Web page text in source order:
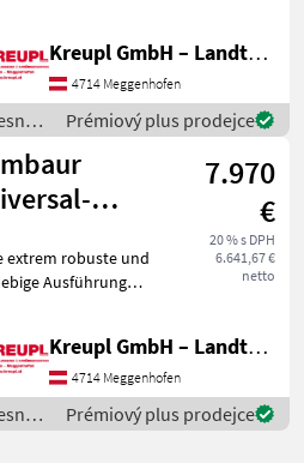
ausrüsten. Er
Ihre
Motorräder, Fahrräd
Kreupl GmbH – Landtechnik – Schlosserei – Anhänger
4714 Meggenhofen
/
Prémiový plus prodejce
7.970
€
20 % s DPH
6.641,67 €
netto
extrem robuste und
Ausführung
für alle, die
Fahrzeuge
Mit einem
Kreupl GmbH – Landtechnik – Schlosserei – Anhänger
4714 Meggenhofen
/
Prémiový plus prodejce